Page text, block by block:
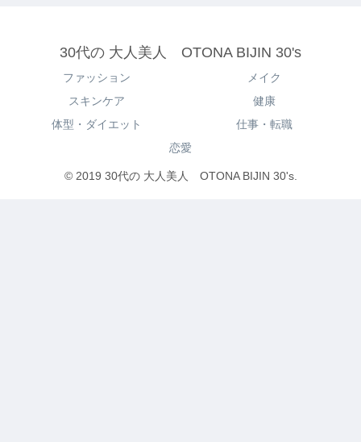
30代の 大人美人 OTONA BIJIN 30's
ファッション
メイク
スキンケア
健康
体型・ダイエット
仕事・転職
恋愛
© 2019 30代の 大人美人 OTONA BIJIN 30's.